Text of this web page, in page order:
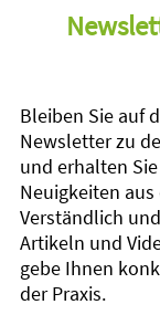
Bleiben Sie auf
Newsletter zu
und erhalten
Neuigkeiten
Verständlich
Artikeln und
gebe Ihnen
der Praxis.